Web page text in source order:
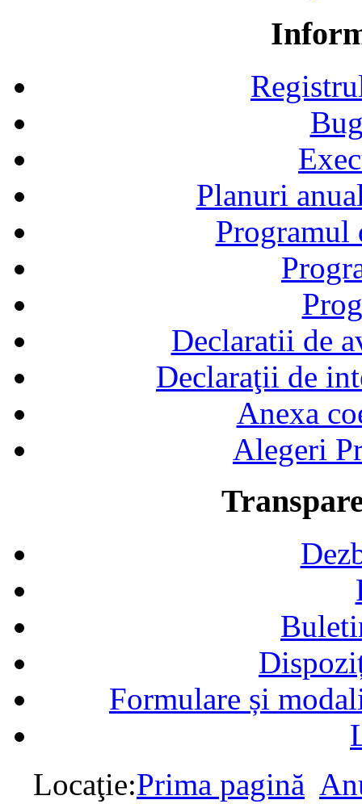
Planuri
Declaratii de
Declaraţii de
Anexa
Alegeri
Formulare și
Locaţie:Prima pagină